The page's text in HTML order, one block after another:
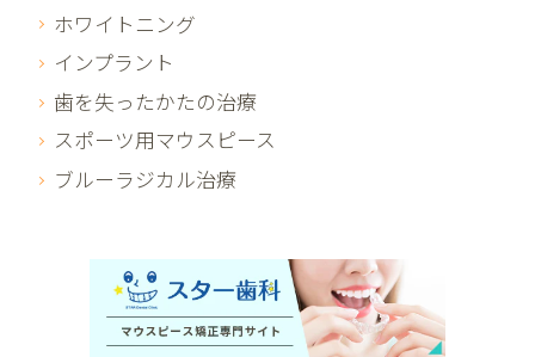
ホワイトニング
インプラント
歯を失ったかたの治療
スポーツ用マウスピース
ブルーラジカル治療